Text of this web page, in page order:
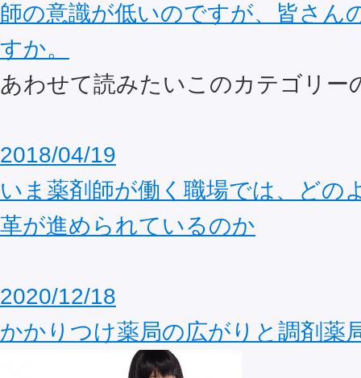
師の意識が低いのですが、皆さん
すか。
あわせて読みたいこのカテゴリー
2018/04/19
いま薬剤師が働く職場では、どの
革が進められているのか
2020/12/18
かかりつけ薬局の広がりと調剤薬